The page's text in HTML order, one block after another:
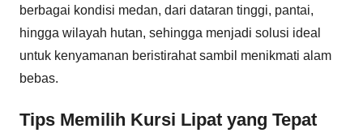
berbagai kondisi medan, dari dataran tinggi, pantai,
hingga wilayah hutan, sehingga menjadi solusi ideal
untuk kenyamanan beristirahat sambil menikmati alam
bebas.
Tips Memilih Kursi Lipat yang Tepat